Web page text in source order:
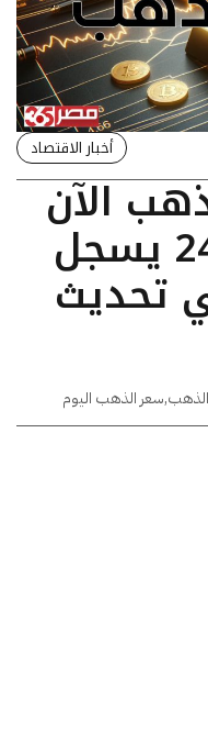
أخبار الاقتصاد
الآن
في مصر: عيار 24 يسجل
في تحديث
,سعر الذهب اليوم